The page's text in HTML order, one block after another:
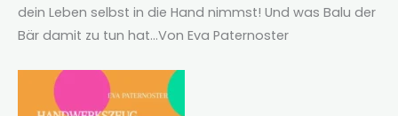
dein Leben selbst in die Hand nimmst! Und was Balu der
Bär damit zu tun hat…Von Eva Paternoster